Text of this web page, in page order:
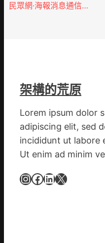
民眾網·海報消息通信…
架構的荒原
Lorem ipsum dolor
adipiscing elit, sed
incididunt ut labore
Ut enim ad minim
InstagramFacebook LinkedIn X